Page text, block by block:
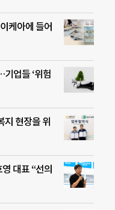
케아에 들어
업들 ‘위험
현장을 위
대표 “선의